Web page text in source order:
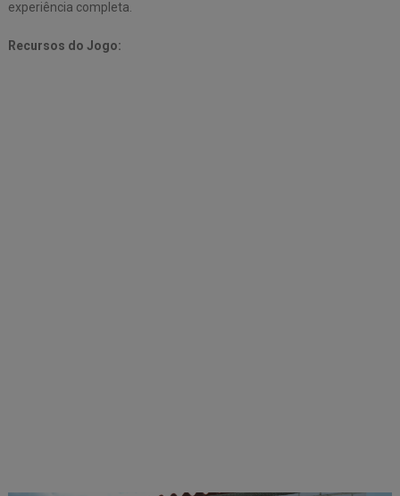
experiência completa.
Recursos do Jogo: